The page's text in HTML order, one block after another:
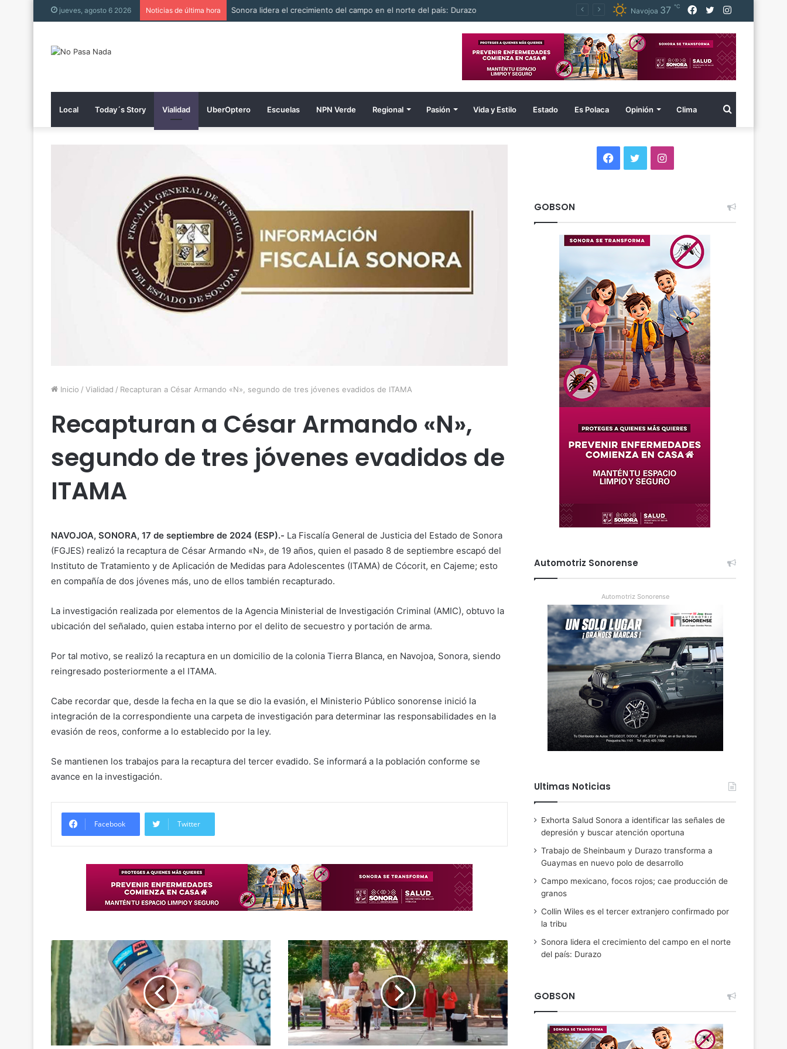
jueves, agosto 6 2026 Noticias de última hora Muere hombre electrocutado Instagram
Twitter
Facebook
Navojoa 37 ℃
Local Today´s Story Vialidad UberOptero Escuelas NPN Verde Regional Pasión Vida y Estilo Estado Es Polaca Opinión Clima Buscar
Inicio / Vialidad / Recapturan a César Armando «N», segundo de tres jóvenes evadidos de ITAMA
Recapturan a César Armando «N»,
segundo de tres jóvenes evadidos de
ITAMA
NAVOJOA, SONORA, 17 de septiembre de 2024 (ESP).- La Fiscalía General de Justicia del Estado de Sonora
(FGJES) realizó la recaptura de César Armando «N», de 19 años, quien el pasado 8 de septiembre escapó del
Instituto de Tratamiento y de Aplicación de Medidas para Adolescentes (ITAMA) de Cócorit, en Cajeme; esto
en compañía de dos jóvenes más, uno de ellos también recapturado.
La investigación realizada por elementos de la Agencia Ministerial de Investigación Criminal (AMIC), obtuvo la
ubicación del señalado, quien estaba interno por el delito de secuestro y portación de arma.
Por tal motivo, se realizó la recaptura en un domicilio de la colonia Tierra Blanca, en Navojoa, Sonora, siendo
reingresado posteriormente a el ITAMA.
Cabe recordar que, desde la fecha en la que se dio la evasión, el Ministerio Público sonorense inició la
integración de la correspondiente una carpeta de investigación para determinar las responsabilidades en la
evasión de reos, conforme a lo establecido por la ley.
Se mantienen los trabajos para la recaptura del tercer evadido. Se informará a la población conforme se
avance en la investigación.
Facebook Twitter
Facebook
TwitterInstagram
GOBSON
Automotriz Sonorense
Automotriz Sonorense
Ultimas Noticias
Exhorta Salud Sonora a identificar las señales de
depresión y buscar atención oportuna
Trabajo de Sheinbaum y Durazo transforma a
Guaymas en nuevo polo de desarrollo
Campo mexicano, focos rojos; cae producción de
granos
Collin Wiles es el tercer extranjero confirmado por
la tribu
Sonora lidera el crecimiento del campo en el norte
del país: Durazo
GOBSON